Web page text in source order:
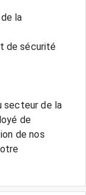
la
de sécurité
secteur de la
de
de nos